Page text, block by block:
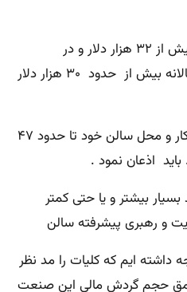
در کشور استرالیا این رقم به بیش از ۳۲ هزار دلار و در
انگلستان نیز متوسط درآمد سالانه بیش از حدود ۳۰ هزار دلار
بسیار متخصص بسته به نوع کار و محل سالن خود تا حدود ۴۷
اذعان نمود .
بیشتر و یا حتی کمتر
و رهبری پیشرفته سالن
داشته ایم که کلیات را مد نظر
حجم گردش مالی این صنعت